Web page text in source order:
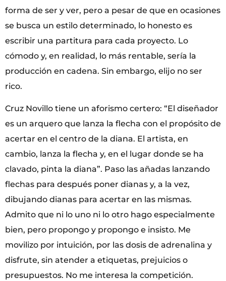
forma de ser y ver, pero a pesar de que en ocasiones
se busca un estilo determinado, lo honesto es
escribir una partitura para cada proyecto. Lo
cómodo y, en realidad, lo más rentable, sería la
producción en cadena. Sin embargo, elijo no ser
rico.
Cruz Novillo tiene un aforismo certero: “El diseñador
es un arquero que lanza la flecha con el propósito de
acertar en el centro de la diana. El artista, en
cambio, lanza la flecha y, en el lugar donde se ha
clavado, pinta la diana”. Paso las añadas lanzando
flechas para después poner dianas y, a la vez,
dibujando dianas para acertar en las mismas.
Admito que ni lo uno ni lo otro hago especialmente
bien, pero propongo y propongo e insisto. Me
movilizo por intuición, por las dosis de adrenalina y
disfrute, sin atender a etiquetas, prejuicios o
presupuestos. No me interesa la competición.